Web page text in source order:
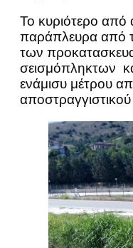
Το κυριότερο από
παράπλευρα από
των
σεισμόπληκτων
ενάμισυ μέτρου